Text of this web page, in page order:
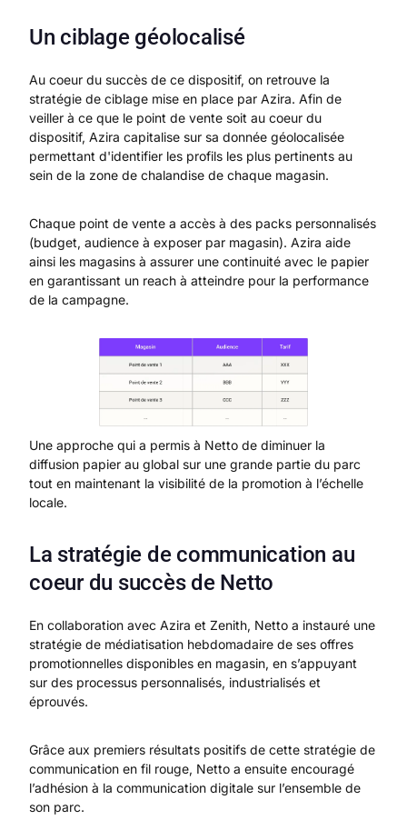
Un ciblage géolocalisé
Au coeur du succès de ce dispositif, on retrouve la
stratégie de ciblage mise en place par Azira. Afin de
veiller à ce que le point de vente soit au coeur du
dispositif, Azira capitalise sur sa donnée géolocalisée
permettant d'identifier les profils les plus pertinents au
sein de la zone de chalandise de chaque magasin.
Chaque point de vente a accès à des packs personnalisés
(budget, audience à exposer par magasin). Azira aide
ainsi les magasins à assurer une continuité avec le papier
en garantissant un reach à atteindre pour la performance
de la campagne.
Une approche qui a permis à Netto de diminuer la
diffusion papier au global sur une grande partie du parc
tout en maintenant la visibilité de la promotion à l’échelle
locale.
La stratégie de communication au
coeur du succès de Netto
En collaboration avec Azira et Zenith, Netto a instauré une
stratégie de médiatisation hebdomadaire de ses offres
promotionnelles disponibles en magasin, en s’appuyant
sur des processus personnalisés, industrialisés et
éprouvés.
Grâce aux premiers résultats positifs de cette stratégie de
communication en fil rouge, Netto a ensuite encouragé
l’adhésion à la communication digitale sur l’ensemble de
son parc.